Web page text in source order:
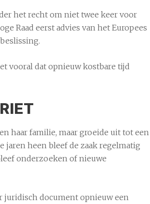
het recht om niet twee keer voor
Raad eerst advies van het Europees
vooral dat opnieuw kostbare tijd
haar familie, maar groeide uit tot een
jaren heen bleef de zaak regelmatig
onderzoeken of nieuwe
juridisch document opnieuw een